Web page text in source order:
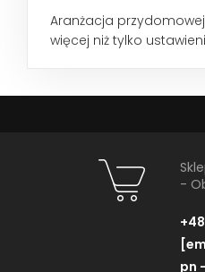
Aranżacja
więcej niż tylko
-
pn